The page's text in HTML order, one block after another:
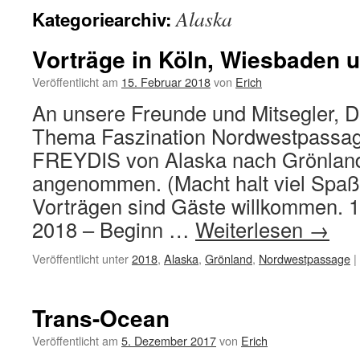
Kategoriearchiv:Alaska
Vorträge in Köln, Wiesbaden
Veröffentlicht am 15. Februar 2018von Erich
An unsere Freunde und Mitsegler,
Thema Faszination
FREYDIS von Alaska nach
angenommen. (Macht halt viel
Vorträgen sind Gäste willkommen.
2018 – Beginn … Weiterlesen →
Veröffentlicht unter2018, Alaska, Grönland, Nordwestpassage |
Trans-Ocean
Veröffentlicht am 5. Dezember 2017von Erich